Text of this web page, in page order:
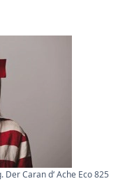
Caran d‘ Ache Eco 825